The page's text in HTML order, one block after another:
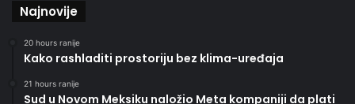
Najnovije
20 hours ranije
Kako rashladiti prostoriju bez klima-uređaja
21 hours ranije
Sud u Novom Meksiku naložio Meta kompaniji da plati